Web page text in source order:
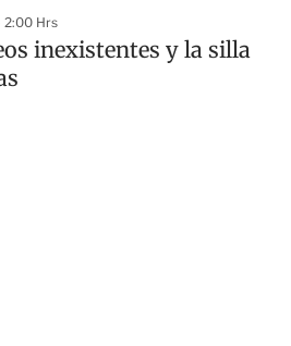
2:00 Hrs
inexistentes y la silla